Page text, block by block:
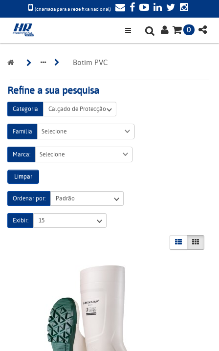
(chamada para a rede fixa nacional)
0
Botim PVC
Refine a sua pesquisa
Categoria
Família Selecione
Marca: Selecione
Limpar
Ordenar por:
Exibir: